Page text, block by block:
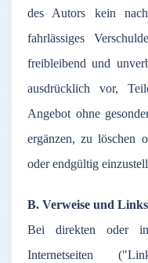
des Autors kein
fahrlässiges
freibleibend und
ausdrücklich
vor,
Angebot ohne
ergänzen,zu löschen
oder endgültig
B. Verweise und Links
Bei
direkten oder
Internetseiten